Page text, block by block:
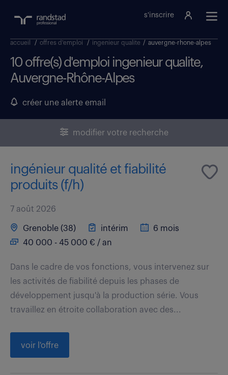
s'inscrire
accueil / offres d'emploi / ingenieur qualite / auvergne-rhone-alpes
10 offre(s) d'emploi ingenieur qualite,
Auvergne-Rhône-Alpes
créer une alerte email
modifier votre recherche
ingénieur qualité et fiabilité
produits (f/h)
7 août 2026
Grenoble (38) intérim
6 mois
40 000 - 45 000 € / an
Dans le cadre de vos fonctions, vous intervenez sur
les activités de fiabilité depuis les phases de
développement jusqu'à la production série. Vous
travaillez en étroite collaboration avec des...
voir l'offre